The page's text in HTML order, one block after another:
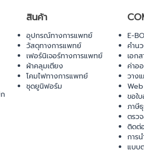
สินค้า
อุปกรณ์ทางการแพทย์
วัสดุทางการแพทย์
เฟอร์นิเจอร์ทางการแพทย์
ผ้าคลุมเตียง
โคมไฟทางการแพทย์
ชุดยูนิฟอร์ม
E-
คำน
เอก
ค่าอ
วาง
ขอใ
ภาษี
ตรว
ติดต่
การ
แบบ